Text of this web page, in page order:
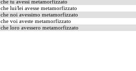
che tu avessi metamorfizzato
che lui/lei avesse metamorfizzato
che noi avessimo metamorfizzato
che voi aveste metamorfizzato
che loro avessero metamorfizzato